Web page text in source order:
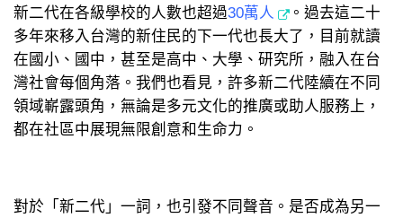
新二代在各級學校的人數也超過30萬人
。過去這二十
多年來移入台灣的新住民的下一代也長大了，目前就讀
在國小、國中，甚至是高中、大學、研究所，融入在台
灣社會每個角落。我們也看見，許多新二代陸續在不同
領域嶄露頭角，無論是多元文化的推廣或助人服務上，
都在社區中展現無限創意和生命力。
對於「新二代」一詞，也引發不同聲音。是否成為另一